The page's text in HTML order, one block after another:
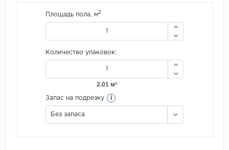
Площадь пола, м2
Количество упаковок:
Запас на подрезку i
Без запаса